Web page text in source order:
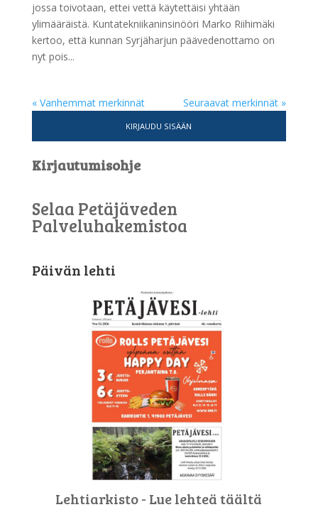
jossa toivotaan, ettei vettä käytettäisi yhtään
ylimääräistä. Kuntatekniikaninsinööri Marko Riihimäki
kertoo, että kunnan Syrjäharjun päävedenottamo on
nyt pois...
« Vanhemmat merkinnät Seuraavat merkinnät »
KIRJAUDU SISÄÄN
Kirjautumisohje
Selaa Petäjäveden
Palveluhakemistoa
Päivän lehti
Lehtiarkisto - Lue lehteä täältä